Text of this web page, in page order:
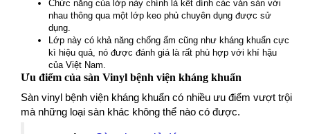
Chức năng của lớp này chính là kết dính các ván sàn với
nhau thông qua một lớp keo phủ chuyên dụng được sử
dụng.
Lớp này có khả năng chống ẩm cũng như kháng khuẩn cực
kì hiệu quả, nó được đánh giá là rất phù hợp với khí hậu
của Việt Nam.
Ưu điểm của sàn Vinyl bệnh viện kháng khuẩn
Sàn vinyl bệnh viện kháng khuẩn có nhiều ưu điểm vượt trội
mà những loại sàn khác không thể nào có được.